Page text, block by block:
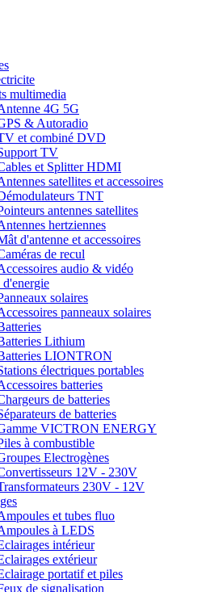
multimedia
4G 5G
& Autoradio
et combiné DVD
TV
et Splitter HDMI
satellites et accessoires
TNT
antennes satellites
hertziennes
d'antenne et accessoires
de recul
audio & vidéo
d'energie
solaires
panneaux solaires
Lithium
LIONTRON
électriques portables
batteries
de batteries
de batteries
VICTRON ENERGY
à combustible
Electrogènes
12V - 230V
230V - 12V
et tubes fluo
à LEDS
intérieur
extérieur
portatif et piles
de signalisation